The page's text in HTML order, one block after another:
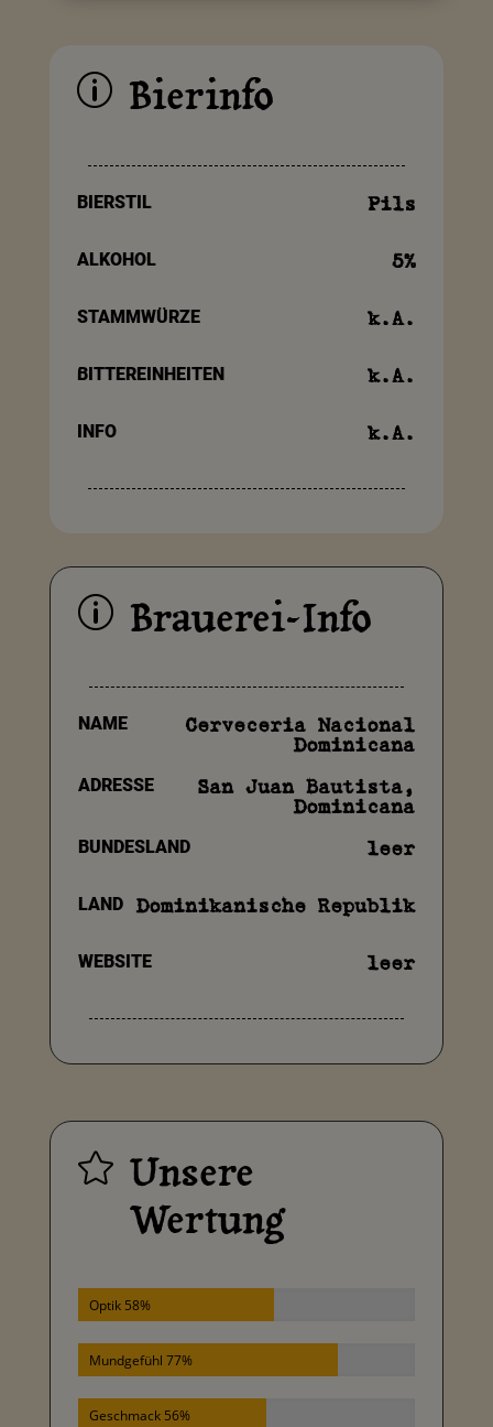
p Bierinfo
BIERSTIL Pils
ALKOHOL 5%
STAMMWÜRZE k.A.
BITTEREINHEITEN k.A.
INFO k.A.
p Brauerei-Info
NAME
Cerveceria Nacional
Dominicana
ADRESSE
San Juan Bautista,
Dominicana
BUNDESLAND leer
LAND Dominikanische Republik
WEBSITE leer
 Unsere
Wertung
Optik 58%
Mundgefühl 77%
Geschmack 56%